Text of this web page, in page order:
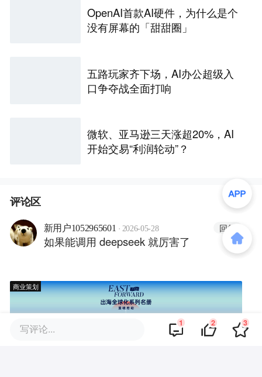
OpenAI首款AI硬件，为什么是个
没有屏幕的「甜甜圈」
五路玩家齐下场，AI办公超级入
口争夺战全面打响
微软、亚马逊三天涨超20%，AI
开始交易“利润轮动”？
评论区
新用户1052965601 · 2026-05-28 回复
如果能调用 deepseek 就厉害了
商业策划
写评论... 1 2 3